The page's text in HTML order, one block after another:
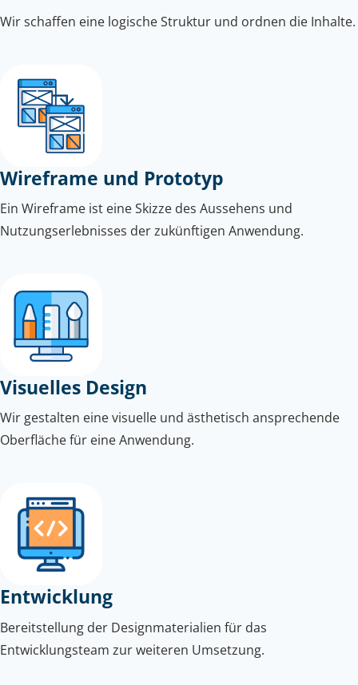
Wir schaffen eine logische Struktur und ordnen die Inhalte.
Wireframe und Prototyp
Ein Wireframe ist eine Skizze des Aussehens und
Nutzungserlebnisses der zukünftigen Anwendung.
Visuelles Design
Wir gestalten eine visuelle und ästhetisch ansprechende
Oberfläche für eine Anwendung.
Entwicklung
Bereitstellung der Designmaterialien für das
Entwicklungsteam zur weiteren Umsetzung.